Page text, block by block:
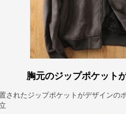
胸元のジップポケット
されたジップポケットがデザインの